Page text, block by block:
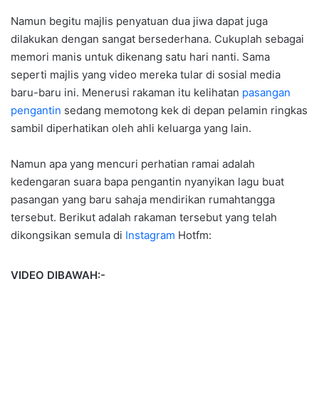
Namun begitu majlis penyatuan dua jiwa dapat juga
dilakukan dengan sangat bersederhana. Cukuplah sebagai
memori manis untuk dikenang satu hari nanti. Sama
seperti majlis yang video mereka tular di sosial media
baru-baru ini. Menerusi rakaman itu kelihatan pasangan
pengantin sedang memotong kek di depan pelamin ringkas
sambil diperhatikan oleh ahli keluarga yang lain.
Namun apa yang mencuri perhatian ramai adalah
kedengaran suara bapa pengantin nyanyikan lagu buat
pasangan yang baru sahaja mendirikan rumahtangga
tersebut. Berikut adalah rakaman tersebut yang telah
dikongsikan semula di Instagram Hotfm:
VIDEO DIBAWAH:-